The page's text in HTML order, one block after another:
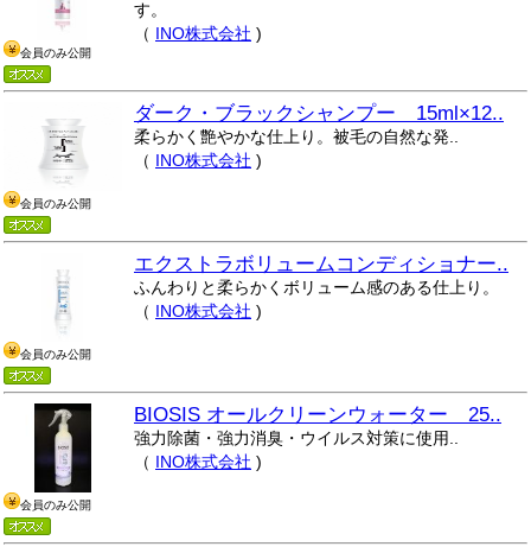
会員のみ公開
す。
（
INO株式会社 )
会員のみ公開
ダーク・ブラックシャンプー 15ml×12..
柔らかく艶やかな仕上り。被毛の自然な発..
（
INO株式会社 )
会員のみ公開
エクストラボリュームコンディショナー..
ふんわりと柔らかくボリューム感のある仕上り。
（
INO株式会社 )
会員のみ公開
BIOSIS オールクリーンウォーター 25..
強力除菌・強力消臭・ウイルス対策に使用..
（
INO株式会社 )